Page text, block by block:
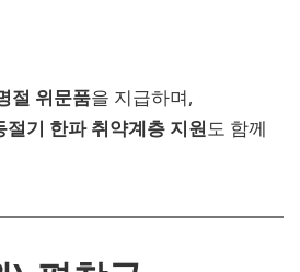
절 위문품을 지급하며,
절기 한파 취약계층 지원도 함께